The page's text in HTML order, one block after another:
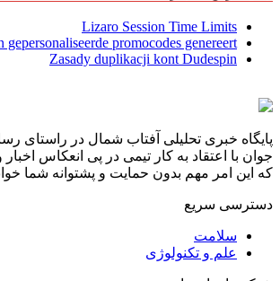
Lizaro Session Time Limits
promocodes genereert
Zasady duplikacji kont Dudespin
پایگاه خبری تحلیلی آفتاب شمال در راستای
جوان با اعتقاد به کار تیمی در پی انعکاس
که این امر مهم بدون حمایت و پشتوانه شما
دسترسی سریع
سلامت
علم و تکنولوژی